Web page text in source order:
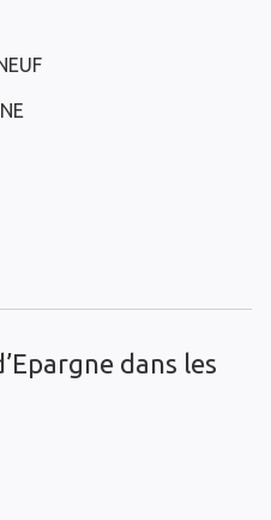
dans les